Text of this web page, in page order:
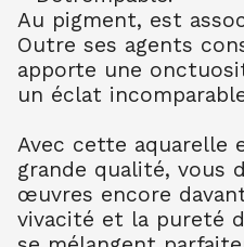
8.80 € TTC 8.80
AQUARELLE
BLEU ROYAL
7.90€ TTC 7.89
AQUARELLE
TURQU
8.80€ TTC 8.80
AQUARELLE
BLEU
Au pigment, est
Outre ses agents
apporte une
un éclat
Avec cette aquarelle
grande qualité, vous
œuvres encore
vivacité et la pureté